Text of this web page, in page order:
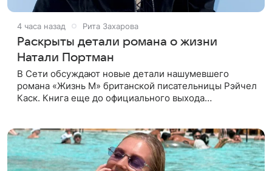
4 часа назад Рита Захарова
Раскрыты детали романа о жизни
Натали Портман
В Сети обсуждают новые детали нашумевшего
романа «Жизнь М» британской писательницы Рэйчел
Каск. Книга еще до официального выхода